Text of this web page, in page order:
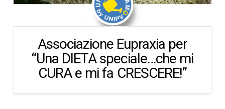
Associazione Eupraxia per
“Una DIETA speciale…che mi
CURA e mi fa CRESCERE!”